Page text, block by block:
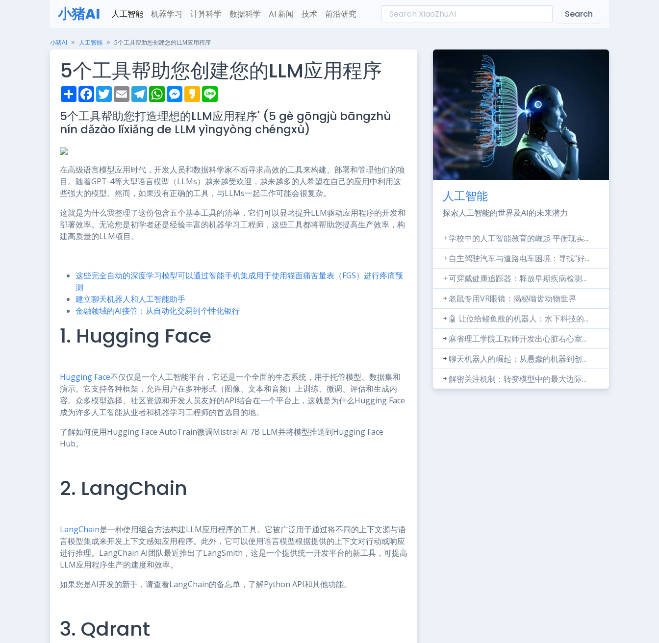
小猪AI 人工智能 机器学习 计算科学 数据科学 AI 新闻 技术 前沿研究 Search
小猪AI 人工智能 5个工具帮助您创建您的LLM应用程序
5个工具帮助您创建您的LLM应用程序
S
h
r
e
F
a
e
b
o
T
w
t
t
e
E
m
i
l
T
e
e
g
r
a
W
h
t
s
A
M
e
s
e
n
K
a
a
o
e
5个工具帮助您打造理想的LLM应用程序' (5 gè gōngjù bāngzhù
nín dǎzào lǐxiǎng de LLM yìngyòng chéngxù)
在高级语言模型应用时代，开发人员和数据科学家不断寻求高效的工具来构建、部署和管理他们的项
目。随着GPT-4等大型语言模型（LLMs）越来越受欢迎，越来越多的人希望在自己的应用中利用这
些强大的模型。然而，如果没有正确的工具，与LLMs一起工作可能会很复杂。
这就是为什么我整理了这份包含五个基本工具的清单，它们可以显著提升LLM驱动应用程序的开发和
部署效率。无论您是初学者还是经验丰富的机器学习工程师，这些工具都将帮助您提高生产效率，构
建高质量的LLM项目。
这些完全自动的深度学习模型可以通过智能手机集成用于使用猫面痛苦量表（FGS）进行疼痛预
测
建立聊天机器人和人工智能助手
金融领域的AI接管：从自动化交易到个性化银行
1. Hugging Face
Hugging Face不仅仅是一个人工智能平台，它还是一个全面的生态系统，用于托管模型、数据集和
演示。它支持各种框架，允许用户在多种形式（图像、文本和音频）上训练、微调、评估和生成内
容。众多模型选择、社区资源和开发人员友好的API结合在一个平台上，这就是为什么Hugging Face
成为许多人工智能从业者和机器学习工程师的首选目的地。
了解如何使用Hugging Face AutoTrain微调Mistral AI 7B LLM并将模型推送到Hugging Face
Hub。
2. LangChain
LangChain是一种使用组合方法构建LLM应用程序的工具。它被广泛用于通过将不同的上下文源与语
言模型集成来开发上下文感知应用程序。此外，它可以使用语言模型根据提供的上下文对行动或响应
进行推理。LangChain AI团队最近推出了LangSmith，这是一个提供统一开发平台的新工具，可提高
LLM应用程序生产的速度和效率。
如果您是AI开发的新手，请查看LangChain的备忘单，了解Python API和其他功能。
3. Qdrant
人工智能
探索人工智能的世界及AI的未来潜力
学校中的人工智能教育的崛起 平衡现实...
自主驾驶汽车与道路电车困境：寻找“好...
可穿戴健康追踪器：释放早期疾病检测...
老鼠专用VR眼镜：揭秘啮齿动物世界
🤖 让位给鳗鱼般的机器人：水下科技的...
麻省理工学院工程师开发出心脏右心室...
聊天机器人的崛起：从愚蠢的机器到创...
解密关注机制：转变模型中的最大边际...